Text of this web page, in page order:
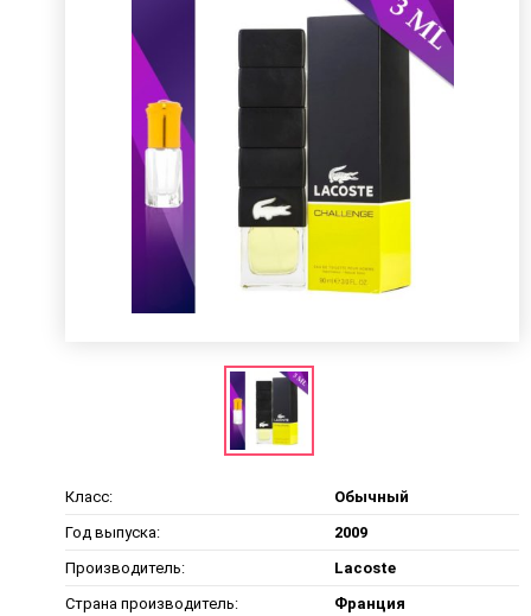
Класс:
Обычный
Год выпуска:
2009
Производитель:
Lacoste
Страна производитель:
Франция